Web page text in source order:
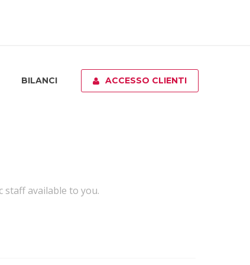
BILANCI ACCESSO CLIENTI
staff available to you.